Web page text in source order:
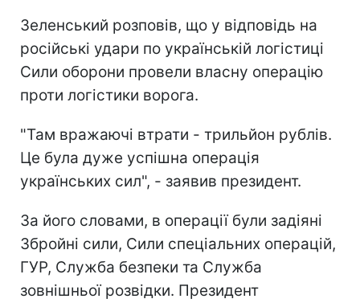
Зеленський розповів, що у відповідь на
російські удари по українській логістиці
Сили оборони провели власну операцію
проти логістики ворога.
"Там вражаючі втрати - трильйон рублів.
Це була дуже успішна операція
українських сил", - заявив президент.
За його словами, в операції були задіяні
Збройні сили, Сили спеціальних операцій,
ГУР, Служба безпеки та Служба
зовнішньої розвідки. Президент